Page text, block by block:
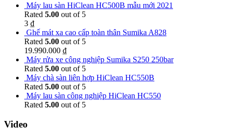
Máy lau sàn HiClean HC500B mẫu mới 2021
Rated 5.00 out of 5
3 ₫
Ghế mát xa cao cấp toàn thân Sumika A828
Rated 5.00 out of 5
19.990.000 ₫
Máy rửa xe công nghiệp Sumika S250 250bar
Rated 5.00 out of 5
Máy chà sàn liên hợp HiClean HC550B
Rated 5.00 out of 5
Máy lau sàn công nghiệp HiClean HC550
Rated 5.00 out of 5
Video